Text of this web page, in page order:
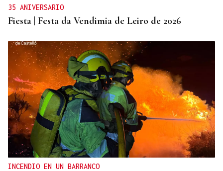
35 ANIVERSARIO
Fiesta | Festa da Vendimia de Leiro de 2026
INCENDIO EN UN BARRANCO